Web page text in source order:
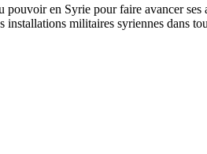
pouvoir en Syrie pour faire avancer
installations militaires syriennes dans